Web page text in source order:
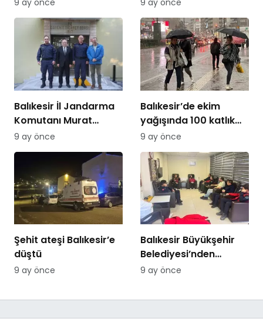
9 ay önce 9 ay önce
Balıkesir İl Jandarma
Komutanı Murat
Özer’den Edremit
Ticaret Odasına
9 ay önce
Balıkesir’de ekim
yağışında 100 katlık
artış
9 ay önce
Şehit ateşi Balıkesir’e
düştü
9 ay önce
Balıkesir Büyükşehir
Belediyesi’nden
itfaiyecilere psikolojik
9 ay önce